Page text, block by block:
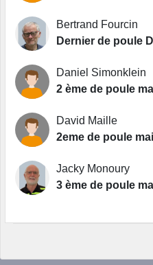
Bertrand Fourcin
Dernier de poule
Daniel Simonklein
2 ème de poule
David Maille
2eme de poule
Jacky Monoury
3 ème de poule